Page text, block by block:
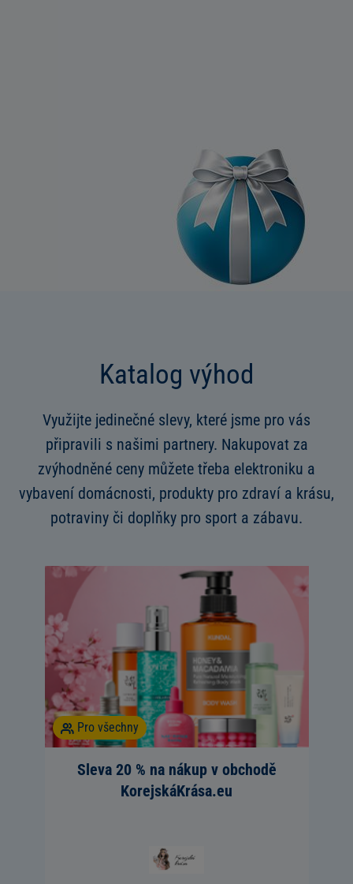
Katalog výhod
Využijte jedinečné slevy, které jsme pro vás
připravili s našimi partnery. Nakupovat za
zvýhodněné ceny můžete třeba elektroniku a
vybavení domácnosti, produkty pro zdraví a krásu,
potraviny či doplňky pro sport a zábavu.
Pro všechny
Sleva 20 % na nákup v obchodě
KorejskáKrása.eu